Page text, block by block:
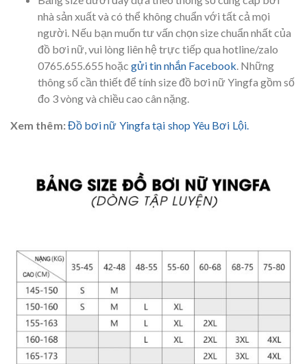
nhà sản xuất và có thể không chuẩn với tất cả mọi
người. Nếu bạn muốn tư vấn chọn size chuẩn nhất của
đồ bơi nữ, vui lòng liên hệ trực tiếp qua hotline/zalo
0765.655.655 hoặc gửi tin nhắn Facebook . Những
thông số cần thiết để tính size đồ bơi nữ Yingfa gồm số
đo 3 vòng và chiều cao cân nặng.
Xem thêm:Đồ bơi nữ Yingfa tại shop Yêu Bơi Lội.